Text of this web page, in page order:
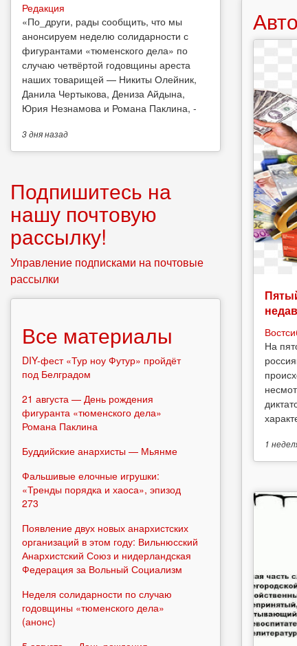
На
1
Редакция
​«По_други, рады сообщить, что мы
анонсируем неделю солидарности с
фигурантами «тюменского дела» по
случаю четвёртой годовщины ареста
наших товарищей — Никиты Олейник,
Данила Чертыкова, Дениза Айдына,
Юрия Незнамова и Романа Паклина, -
3 дняназад
Подпишитесь на
нашу почтовую
рассылку!
Управление подписками на почтовые
рассылки
Все материалы
DIY-фест «Тур ноу Футур» пройдёт
под Белградом
21 августа — День рождения
фигуранта «тюменского дела»
Романа Паклина
Буддийские анархисты — Мьянме
Фальшивые елочные игрушки:
«Тренды порядка и хаоса», эпизод
273
Появление двух новых анархистских
организаций в этом году: Вильнюсский
Анархистский Союз и нидерландская
Федерация за Вольный Социализм
Неделя солидарности по случаю
годовщины «тюменского дела»
(анонс)